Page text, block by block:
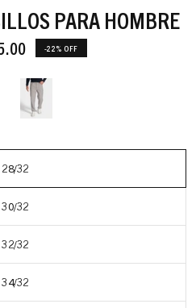
PARA HOMBRE
-22% OFF
28/32
30/32
32/32
34/32